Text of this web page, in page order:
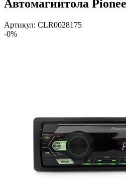
Автомагнитола
Артикул: CLR0028175
-0%